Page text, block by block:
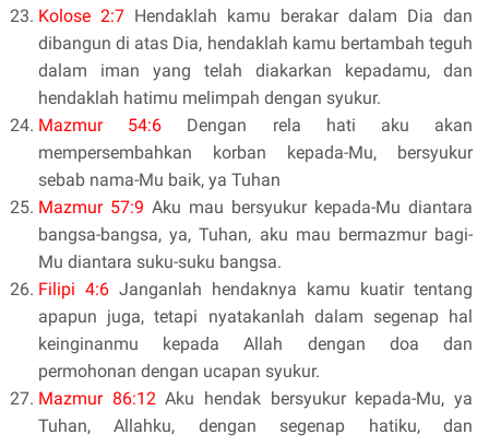
Kolose 2:7 Hendaklah kamu berakar dalam Dia dan
dibangun di atas Dia, hendaklah kamu bertambah teguh
dalam iman yang telah diakarkan kepadamu, dan
hendaklah hatimu melimpah dengan syukur.
Mazmur 54:6 Dengan rela hati aku akan
mempersembahkan korban kepada-Mu, bersyukur
sebab nama-Mu baik, ya Tuhan
Mazmur 57:9 Aku mau bersyukur kepada-Mu diantara
bangsa-bangsa, ya, Tuhan, aku mau bermazmur bagi-
Mu diantara suku-suku bangsa.
Filipi 4:6 Janganlah hendaknya kamu kuatir tentang
apapun juga, tetapi nyatakanlah dalam segenap hal
keinginanmu kepada Allah dengan doa dan
permohonan dengan ucapan syukur.
Mazmur 86:12 Aku hendak bersyukur kepada-Mu, ya
Tuhan, Allahku, dengan segenap hatiku, dan